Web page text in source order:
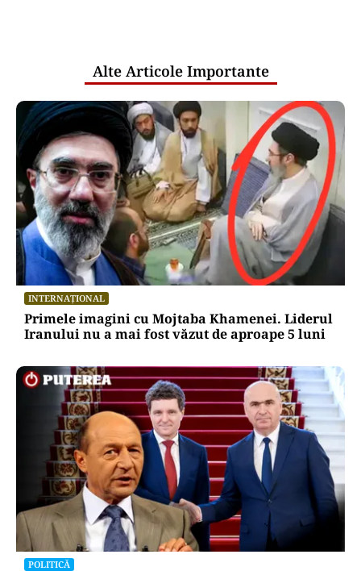
Alte Articole Importante
INTERNAȚIONAL
Primele imagini cu Mojtaba Khamenei. Liderul
Iranului nu a mai fost văzut de aproape 5 luni
POLITICĂ